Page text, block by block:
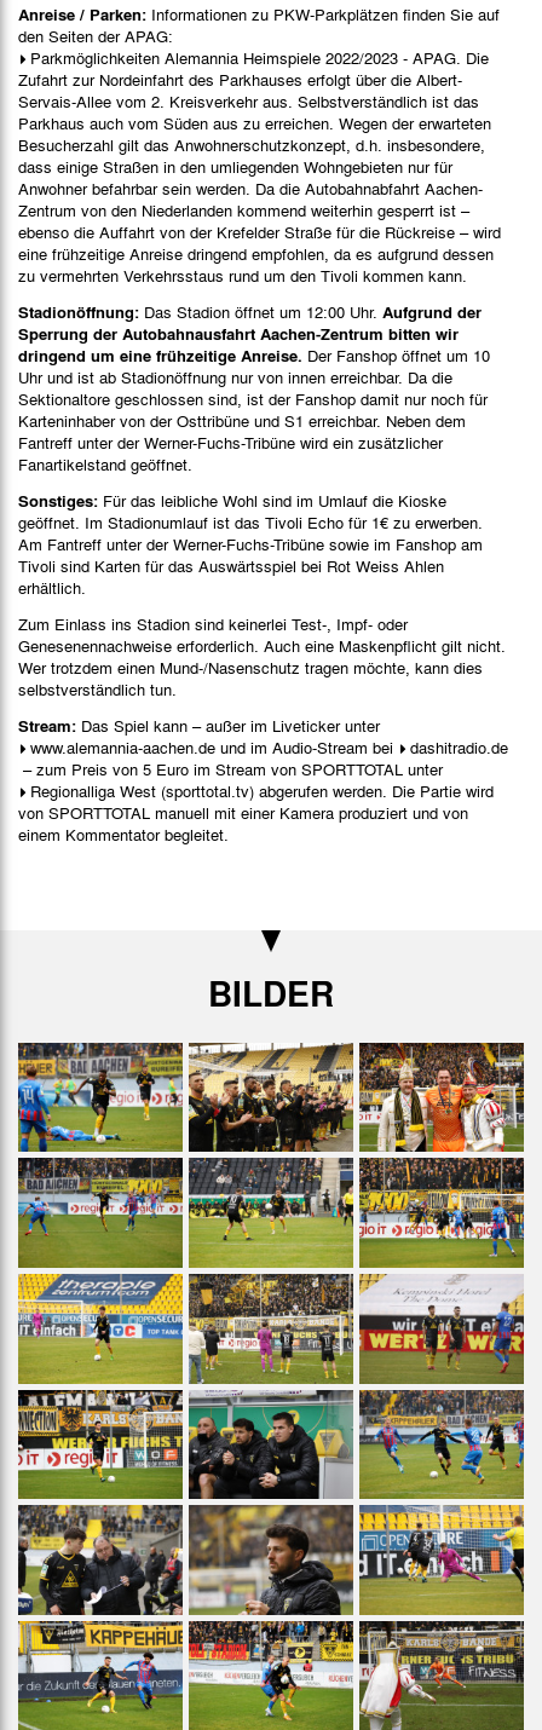
Anreise / Parken: Informationen zu PKW-Parkplätzen finden Sie auf
den Seiten der APAG:
Parkmöglichkeiten Alemannia Heimspiele 2022/2023 - APAG . Die
Zufahrt zur Nordeinfahrt des Parkhauses erfolgt über die Albert-
Servais-Allee vom 2. Kreisverkehr aus. Selbstverständlich ist das
Parkhaus auch vom Süden aus zu erreichen. Wegen der erwarteten
Besucherzahl gilt das Anwohnerschutzkonzept, d.h. insbesondere,
dass einige Straßen in den umliegenden Wohngebieten nur für
Anwohner befahrbar sein werden. Da die Autobahnabfahrt Aachen-
Zentrum von den Niederlanden kommend weiterhin gesperrt ist –
ebenso die Auffahrt von der Krefelder Straße für die Rückreise – wird
eine frühzeitige Anreise dringend empfohlen, da es aufgrund dessen
zu vermehrten Verkehrsstaus rund um den Tivoli kommen kann.
Stadionöffnung: Das Stadion öffnet um 12:00 Uhr. Aufgrund der
Sperrung der Autobahnausfahrt Aachen-Zentrum bitten wir
dringend um eine frühzeitige Anreise. Der Fanshop öffnet um 10
Uhr und ist ab Stadionöffnung nur von innen erreichbar. Da die
Sektionaltore geschlossen sind, ist der Fanshop damit nur noch für
Karteninhaber von der Osttribüne und S1 erreichbar. Neben dem
Fantreff unter der Werner-Fuchs-Tribüne wird ein zusätzlicher
Fanartikelstand geöffnet.
Sonstiges: Für das leibliche Wohl sind im Umlauf die Kioske
geöffnet. Im Stadionumlauf ist das Tivoli Echo für 1€ zu erwerben.
Am Fantreff unter der Werner-Fuchs-Tribüne sowie im Fanshop am
Tivoli sind Karten für das Auswärtsspiel bei Rot Weiss Ahlen
erhältlich.
Zum Einlass ins Stadion sind keinerlei Test-, Impf- oder
Genesenennachweise erforderlich. Auch eine Maskenpflicht gilt nicht.
Wer trotzdem einen Mund-/Nasenschutz tragen möchte, kann dies
selbstverständlich tun.
Stream: Das Spiel kann – außer im Liveticker unter
www.alemannia-aachen.de und im Audio-Stream bei
dashitradio.de
– zum Preis von 5 Euro im Stream von SPORTTOTAL unter
Regionalliga West (sporttotal.tv) abgerufen werden. Die Partie wird
von SPORTTOTAL manuell mit einer Kamera produziert und von
einem Kommentator begleitet.
BILDER